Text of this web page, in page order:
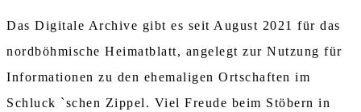
Das Digitale Archive gibt es seit August 2021 für das
nordböhmische Heimatblatt, angelegt zur Nutzung für
Informationen zu den ehemaligen Ortschaften im
Schluck `schen Zippel. Viel Freude beim Stöbern in